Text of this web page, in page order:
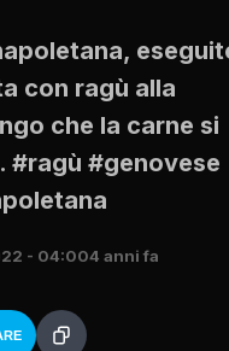
con ragù alla
che la carne si
#ragù #genovese
- 04:004 anni fa